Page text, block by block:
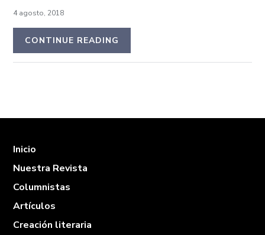
4 agosto, 2018
CONTINUE READING
Inicio
Nuestra Revista
Columnistas
Artículos
Creación literaria